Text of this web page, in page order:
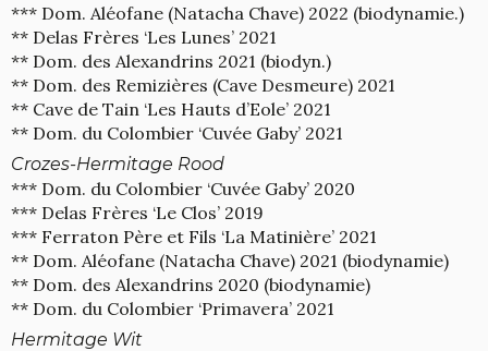
*** Dom. Aléofane (Natacha Chave) 2022 (biodynamie.)
** Delas Frères ‘Les Lunes’ 2021
** Dom. des Alexandrins 2021 (biodyn.)
** Dom. des Remizières (Cave Desmeure) 2021
** Cave de Tain ‘Les Hauts d’Eole’ 2021
** Dom. du Colombier ‘Cuvée Gaby’ 2021
Crozes-Hermitage Rood
*** Dom. du Colombier ‘Cuvée Gaby’ 2020
*** Delas Frères ‘Le Clos’ 2019
*** Ferraton Père et Fils ‘La Matinière’ 2021
** Dom. Aléofane (Natacha Chave) 2021 (biodynamie)
** Dom. des Alexandrins 2020 (biodynamie)
** Dom. du Colombier ‘Primavera’ 2021
Hermitage Wit